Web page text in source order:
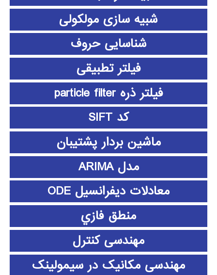
شبیه سازی مولکولی
شناسایی حروف
فیلتر تطبیقی
فیلتر ذره particle filter
کد SIFT
ماشین بردار پشتیبان
مدل ARIMA
معادلات دیفرانسیل ODE
منطق فازي
مهندسی کنترل
مهندسی مکانیک در سیمولینک